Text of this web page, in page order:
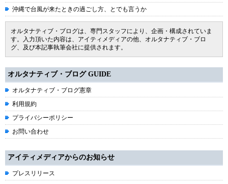
沖縄で台風が来たときの過ごし方、とでも言うか
オルタナティブ・ブログは、専門スタッフにより、企画・構成されていま
す。入力頂いた内容は、アイティメディアの他、オルタナティブ・ブロ
グ、及び本記事執筆会社に提供されます。
オルタナティブ・ブログ GUIDE
オルタナティブ・ブログ憲章
利用規約
プライバシーポリシー
お問い合わせ
アイティメディアからのお知らせ
プレスリリース